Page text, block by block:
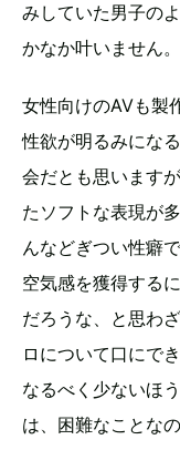
みしていた男子の
かなか叶いません。
女性向けのAVも製
性欲が明るみにな
会だとも思います
たソフトな表現が
んなどぎつい性癖
空気感を獲得する
だろうな、と思わ
ロについて口にで
なるべく少ないほ
は、困難なことな